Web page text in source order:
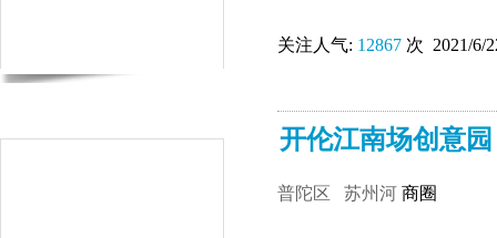
关注人气: 12867 次 2021/6/
开伦江南场创意园
普陀区 苏州河 商圈